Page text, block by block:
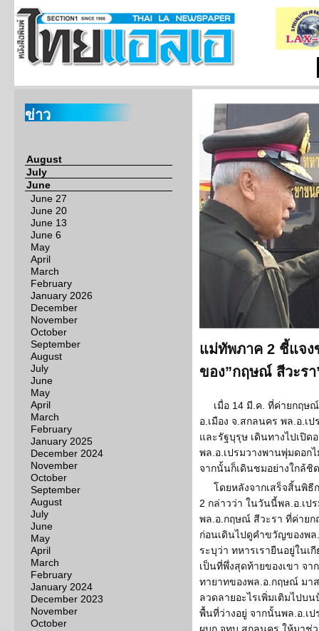
ข่าว
August
July
June
June 27
June 20
June 13
June 6
May
April
March
February
January 2026
December
November
October
September
August
July
June
May
April
March
February
January 2025
December 2024
November
October
September
August
July
June
May
April
March
February
January 2024
December 2023
November
October
แม่ทัพภาค 2 ชี้แจง
ของ”กฤษณ์ สีวะรา
เมื่อ 14 มี.ค. ที่ค่ายกฤษ
อ.เมือง จ.สกลนคร พล.อ.
และรัฐบุรุษ เดินทางไปเปิ
พล.อ.เปรมวางพานพุ่มดอก
จากนั้นก็เดินชมอย่างใกล้ชิด
โดยหลังจากเสร็จสิ้นพิ
2 กล่าวว่า ในวันนี้พล.อ.เป
พล.อ.กฤษณ์ สีวะรา ที่ค่าย
ก่อนเดินไปดูคำขวัญของพ
ระบุว่า ทหารเรายืนอยู่ใน
เป็นที่พึ่งสุดท้ายของเขา จ
ทายาทของพล.อ.กฤษณ์ มา
ลวดลายอะไรเพิ่มเติมไปบ
พื้นที่ว่างอยู่ จากนั้นพล.อ.เ